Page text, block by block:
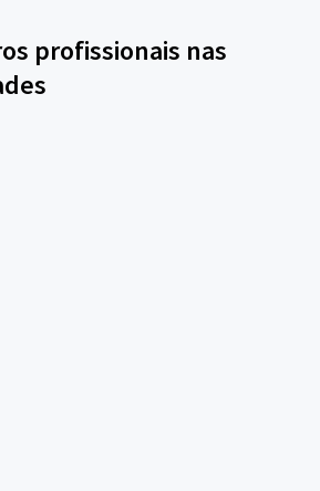
profissionais nas